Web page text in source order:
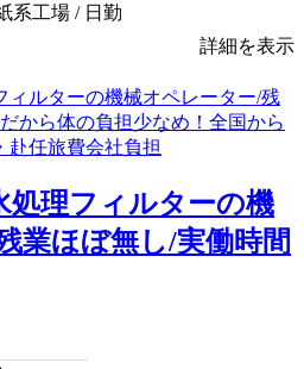
系工場 / 日勤
詳細を表示
処理フィルターの機
業ほぼ無し/実働時間